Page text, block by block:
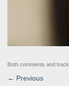
Both comments and
← Previous